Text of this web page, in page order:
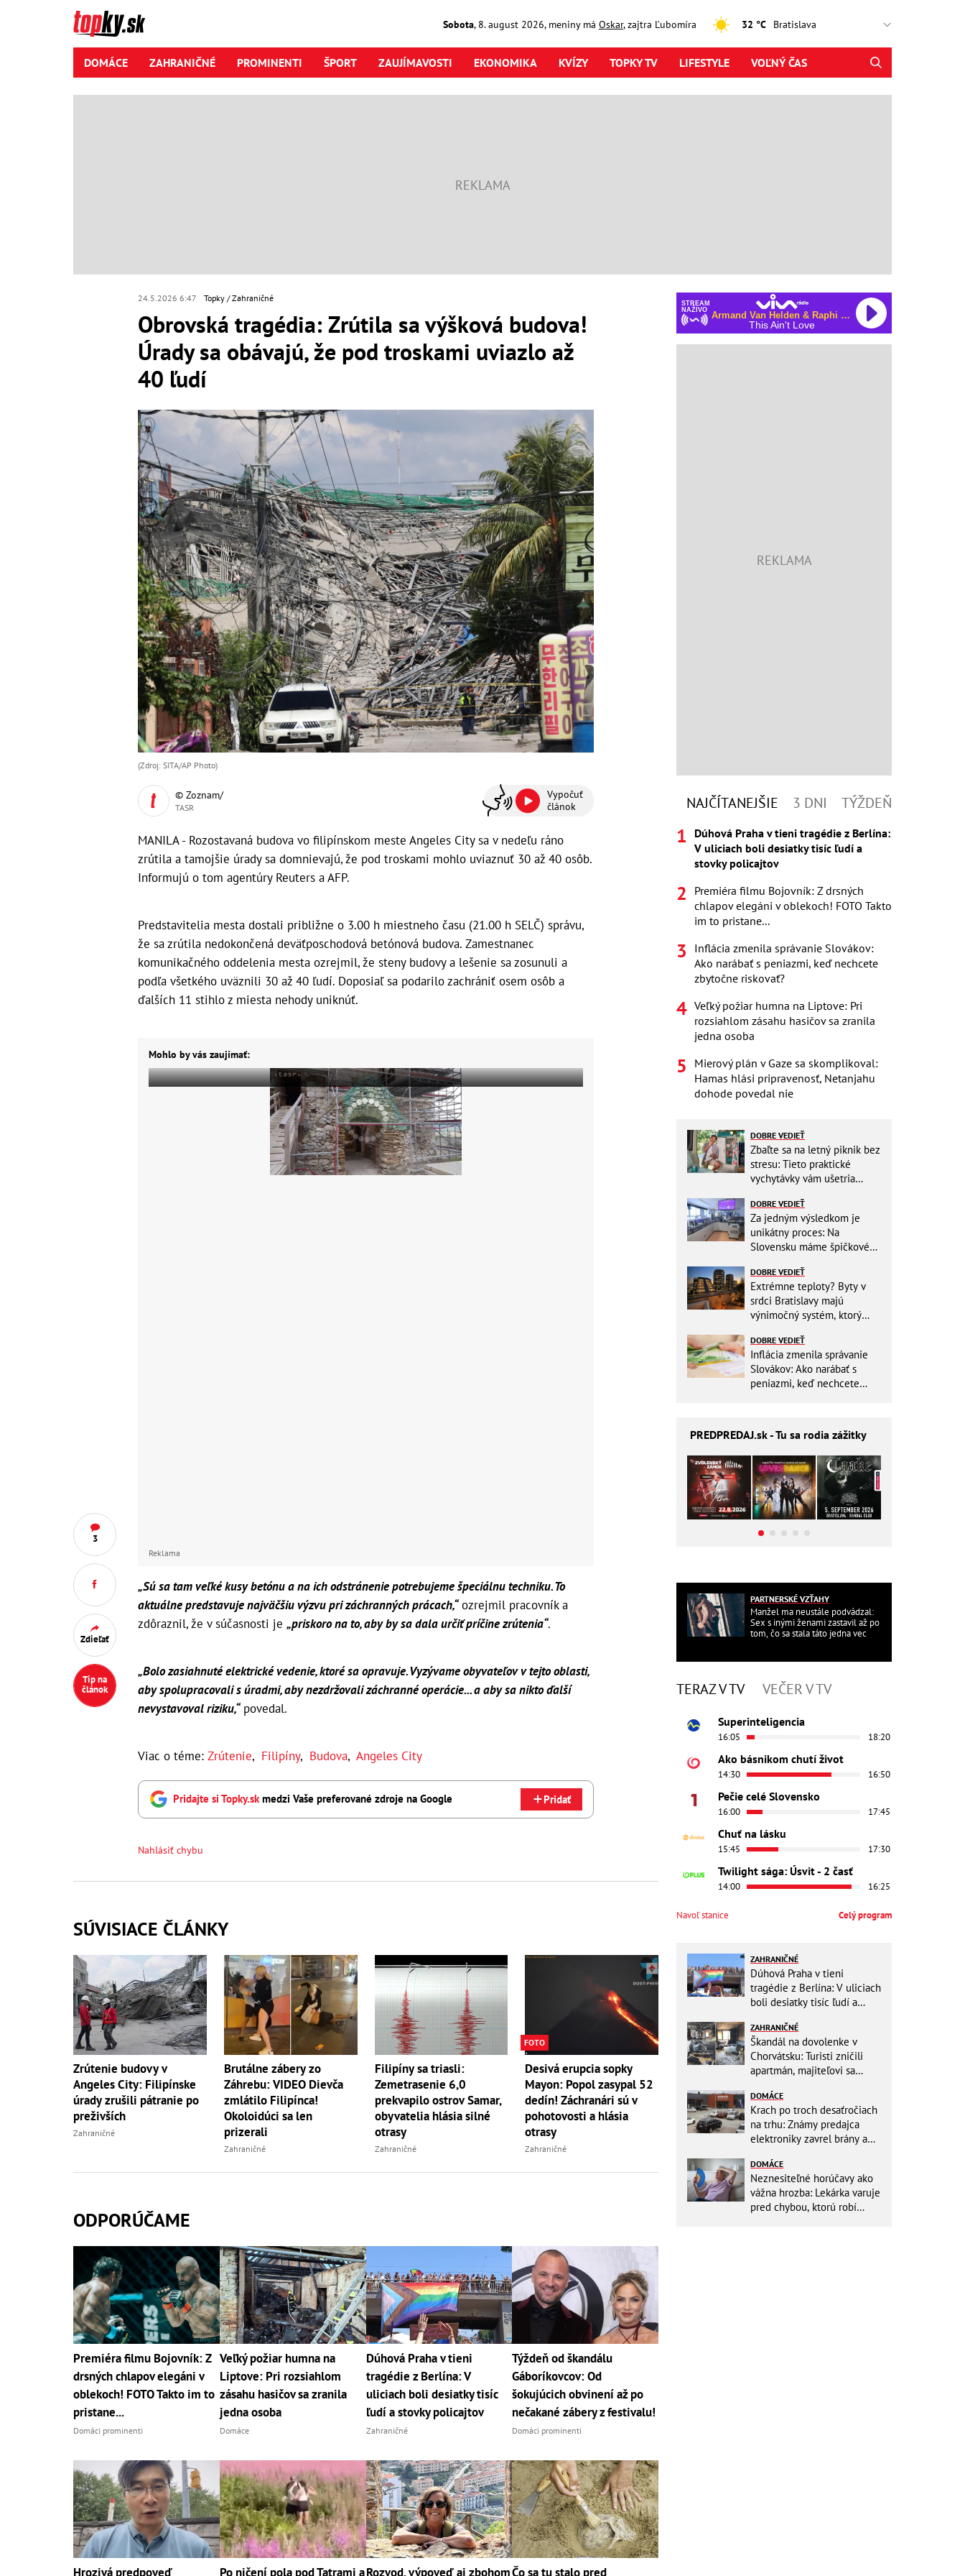
Sobota, 8. august2026, meniny má Oskar, zajtra Ľubomíra 32 °C
DOMÁCE ZAHRANIČNÉ PROMINENTI ŠPORT ZAUJÍMAVOSTI EKONOMIKA KVÍZY TOPKY TV LIFESTYLE VOĽNÝ ČAS
24.5.2026 6:47 Topky Zahraničné
Obrovská tragédia: Zrútila sa výšková budova!
Úrady sa obávajú, že pod troskami uviazlo až
40 ľudí
3
Zdieľať
Tip na
článok
(Zdroj: SITA/AP Photo)
© Zoznam/
TASR
Vypočuť
článok
MANILA - Rozostavaná budova vo filipínskom meste Angeles City sa v nedeľu ráno
zrútila a tamojšie úrady sa domnievajú, že pod troskami mohlo uviaznuť 30 až 40 osôb.
Informujú o tom agentúry Reuters a AFP.
Predstavitelia mesta dostali približne o 3.00 h miestneho času (21.00 h SELČ) správu,
že sa zrútila nedokončená deväťposchodová betónová budova. Zamestnanec
komunikačného oddelenia mesta ozrejmil, že steny budovy a lešenie sa zosunuli a
podľa všetkého uväznili 30 až 40 ľudí. Doposiaľ sa podarilo zachrániť osem osôb a
ďalších 11 stihlo z miesta nehody uniknúť.
Mohlo by vás zaujímať:
Reklama
„Sú sa tam veľké kusy betónu a na ich odstránenie potrebujeme špeciálnu techniku. To
aktuálne predstavuje najväčšiu výzvu pri záchranných prácach,“ozrejmil pracovník a
zdôraznil, že v súčasnosti je „priskoro na to, aby by sa dala určiť príčine zrútenia“.
„Bolo zasiahnuté elektrické vedenie, ktoré sa opravuje. Vyzývame obyvateľov v tejto oblasti,
aby spolupracovali s úradmi, aby nezdržovali záchranné operácie... a aby sa nikto ďalší
nevystavoval riziku,“povedal.
Viac o téme: Zrútenie, Filipíny, Budova, Angeles City
Pridajte si Topky.skmedzi Vaše preferované zdroje na Google Pridať
Nahlásiť chybu
SÚVISIACE ČLÁNKY
Zrútenie budovy v
Angeles City: Filipínske
úrady zrušili pátranie po
preživších
Zahraničné
Brutálne zábery zo
Záhrebu: VIDEO Dievča
zmlátilo Filipínca!
Okoloidúci sa len
prizerali
Zahraničné
Filipíny sa triasli:
Zemetrasenie 6,0
prekvapilo ostrov Samar,
obyvatelia hlásia silné
otrasy
Zahraničné
FOTO
Desivá erupcia sopky
Mayon: Popol zasypal 52
dedín! Záchranári sú v
pohotovosti a hlásia
otrasy
Zahraničné
ODPORÚČAME
Premiéra filmu Bojovník: Z
drsných chlapov elegáni v
oblekoch! FOTO Takto im to
pristane...
Domáci prominenti
Veľký požiar humna na
Liptove: Pri rozsiahlom
zásahu hasičov sa zranila
jedna osoba
Domáce
Dúhová Praha v tieni
tragédie z Berlína: V
uliciach boli desiatky tisíc
ľudí a stovky policajtov
Zahraničné
Týždeň od škandálu
Gáboríkovcov: Od
šokujúcich obvinení až po
nečakané zábery z festivalu!
Domáci prominenti
Hrozivá predpoveď Po ničení pola pod Tatrami aRozvod, výpoveď aj zbohomČo sa tu stalo pred
STREAM
NAŽIVO
Armand Van Helden & Raphi & George Reid
This Ain't Love
NAJČÍTANEJŠIE 3 DNI TÝŽDEŇ
Dúhová Praha v tieni tragédie z Berlína:
V uliciach boli desiatky tisíc ľudí a
stovky policajtov
Premiéra filmu Bojovník: Z drsných
chlapov elegáni v oblekoch! FOTO Takto
im to pristane...
Inflácia zmenila správanie Slovákov:
Ako narábať s peniazmi, keď nechcete
zbytočne riskovať?
Veľký požiar humna na Liptove: Pri
rozsiahlom zásahu hasičov sa zranila
jedna osoba
Mierový plán v Gaze sa skomplikoval:
Hamas hlási pripravenosť, Netanjahu
dohode povedal nie
DOBRE VEDIEŤ
Zbaľte sa na letný piknik bez
stresu: Tieto praktické
vychytávky vám ušetria
DOBRE VEDIEŤ
Za jedným výsledkom je
unikátny proces: Na
Slovensku máme špičkové
DOBRE VEDIEŤ
Extrémne teploty? Byty v
srdci Bratislavy majú
výnimočný systém, ktorý
DOBRE VEDIEŤ
Inflácia zmenila správanie
Slovákov: Ako narábať s
peniazmi, keď nechcete
PREDPREDAJ.sk - Tu sa rodia zážitky
PARTNERSKÉ VZŤAHY
Manžel ma neustále podvádzal:
Sex s inými ženami zastavil až po
tom, čo sa stala táto jedna vec
TERAZ V TV VEČER V TV
Superinteligencia
16:05 18:20
Ako básnikom chutí život
14:30 16:50
Pečie celé Slovensko
16:00 17:45
Chuť na lásku
15:45 17:30
Twilight sága: Úsvit - 2 časť
14:00 16:25
Navoľ stanice Celý program
ZAHRANIČNÉ
Dúhová Praha v tieni
tragédie z Berlína: V uliciach
boli desiatky tisíc ľudí a
ZAHRANIČNÉ
Škandál na dovolenke v
Chorvátsku: Turisti zničili
apartmán, majiteľovi sa
preplatiť hotel
DOMÁCE
Krach po troch desaťročiach
na trhu: Známy predajca
elektroniky zavrel brány a
DOMÁCE
Neznesiteľné horúčavy ako
vážna hrozba: Lekárka varuje
pred chybou, ktorú robí